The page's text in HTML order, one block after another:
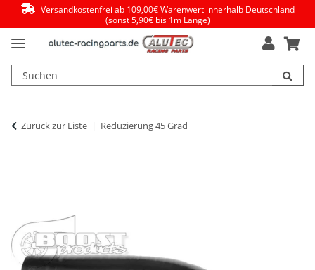
Versandkostenfrei ab 109,00€ Warenwert innerhalb Deutschland
(sonst 5,90€ bis 1m Länge)
Zurück zur Liste Reduzierung 45 Grad